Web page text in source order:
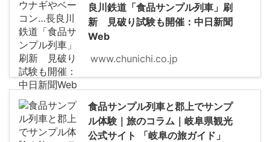
良川鉄道「食品サンプル列車」刷
新 見破り試験も開催：中日新聞
Web
www.chunichi.co.jp
食品サンプル列車と郡上でサンプ
ル体験｜旅のコラム｜岐阜県観光
公式サイト 「岐阜の旅ガイド」